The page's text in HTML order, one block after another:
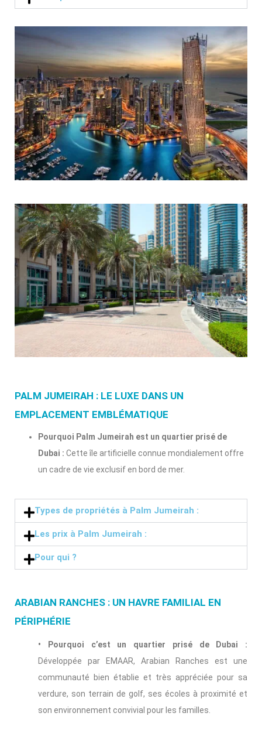
PALM JUMEIRAH : LE LUXE DANS UN
EMPLACEMENT EMBLÉMATIQUE
Pourquoi Palm Jumeirah est un quartier prisé de
Dubai : Cette île artificielle connue mondialement offre
un cadre de vie exclusif en bord de mer.
Types de propriétés à Palm Jumeirah :
Les prix à Palm Jumeirah :
Pour qui ?
ARABIAN RANCHES : UN HAVRE FAMILIAL EN
PÉRIPHÉRIE
• Pourquoi c’est un quartier prisé de Dubai :
Développée par EMAAR, Arabian Ranches est une
communauté bien établie et très appréciée pour sa
verdure, son terrain de golf, ses écoles à proximité et
son environnement convivial pour les familles.